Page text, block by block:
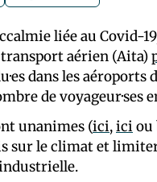
liée au Covid-
aérien (Aita)
dans les
de voyageur·ses
unanimes (ici,ici ou
sur le climat et